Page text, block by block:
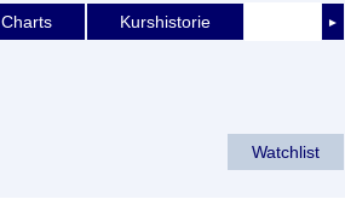
►
Charts Kurshistorie
Watchlist